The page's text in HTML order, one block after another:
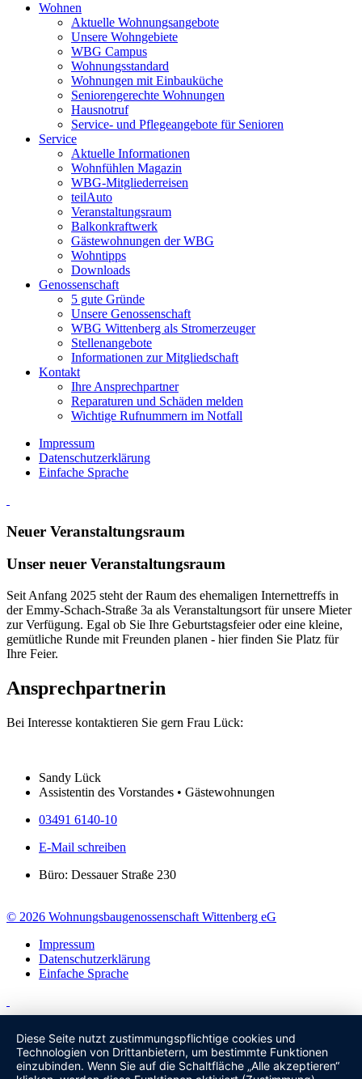
Wohnen
Aktuelle Wohnungsangebote
Unsere Wohngebiete
WBG Campus
Wohnungsstandard
Wohnungen mit Einbauküche
Seniorengerechte Wohnungen
Hausnotruf
Service- und Pflegeangebote für Senioren
Service
Aktuelle Informationen
Wohnfühlen Magazin
WBG-Mitgliederreisen
teilAuto
Veranstaltungsraum
Balkonkraftwerk
Gästewohnungen der WBG
Wohntipps
Downloads
Genossenschaft
5 gute Gründe
Unsere Genossenschaft
WBG Wittenberg als Stromerzeuger
Stellenangebote
Informationen zur Mitgliedschaft
Kontakt
Ihre Ansprechpartner
Reparaturen und Schäden melden
Wichtige Rufnummern im Notfall
Impressum
Datenschutzerklärung
Einfache Sprache
Neuer Veranstaltungsraum
Unser neuer Veranstaltungsraum
Seit Anfang 2025 steht der Raum des ehemaligen Internettreffs in
der Emmy-Schach-Straße 3a als Veranstaltungsort für unsere Mieter
zur Verfügung. Egal ob Sie Ihre Geburtstagsfeier oder eine kleine,
gemütliche Runde mit Freunden planen - hier finden Sie Platz für
Ihre Feier.
Ansprechpartnerin
Bei Interesse kontaktieren Sie gern Frau Lück:
Sandy Lück
Assistentin des Vorstandes • Gästewohnungen
03491 6140-10
E-Mail schreiben
Büro: Dessauer Straße 230
© 2026 Wohnungsbaugenossenschaft Wittenberg eG
Impressum
Datenschutzerklärung
Einfache Sprache
Diese Seite nutzt zustimmungspflichtige cookies und
Technologien von Drittanbietern, um bestimmte Funktionen
einzubinden. Wenn Sie auf die Schaltfläche „Alle akzeptieren“